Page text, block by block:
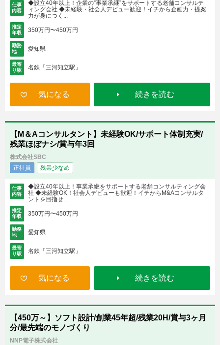
仕事
内容
◆設立40年以上！企業の”事業承継”をサポートする老舗コンサルテ
ィング会社 ◆未経験・社会人デビュー歓迎！イチから企画力・提案
力が身につく...
推定
年収
350万円〜450万円
勤務
地
愛知県
最寄
り駅
名鉄「三河知立駅」
気になる 続きを読む
【M＆Aコンサルタント】未経験OK/サポート体制充実/
残業ほぼナシ/賞与年3回
株式会社SBC
正社員
残業少なめ
仕事
内容
◆設立40年以上！事業承継をサポートする老舗コンサルティング会
社 ◆未経験OK！社会人デビューも歓迎！イチからM&Aコンサルタ
ントを目指せ...
推定
年収
350万円〜450万円
勤務
地
愛知県
最寄
り駅
名鉄「三河知立駅」
気になる 続きを読む
【450万～】ソフト設計/創業45年超/残業20H/賞与3ヶ月
分/最先端のモノづくり
NNP電子株式会社